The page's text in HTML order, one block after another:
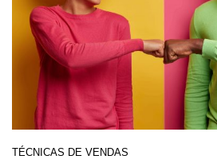
TÉCNICAS DE VENDAS